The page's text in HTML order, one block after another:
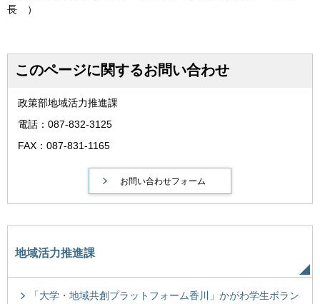
長 ）
このページに関するお問い合わせ
政策部地域活力推進課
電話：087-832-3125
FAX：087-831-1165
地域活力推進課
「大学・地域共創プラットフォーム香川」かがわ学生ボラン